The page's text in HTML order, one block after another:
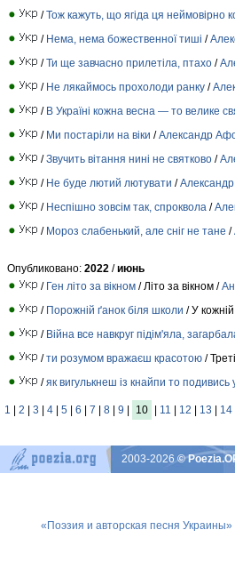
/Тож кажуть, що ягіда ця неймовірно
/ Нема, нема божественної тиші /
/Ти ще завчасно прилетіла, птахо /
/ Не лякаймось прохолоди ранку /
/ В Україні кожна весна — то велике
/ Ми постаріли на віки /Александр
/Звучить вітання нині не святково /
/ Не буде лютий лютувати /
/ Неспішно зовсім так, спроквола /
/ Мороз слабенький, але сніг не тане /
Опубликовано: 2022 /июнь
/ Ген літо за вікном / Літо за вікном /
/ Порожній ґанок біля школи / У
/ Війна все навкруг підім'яла,
/ти розумом вражаєш красотою /
/як вигулькнеш із кнайпи то подивись
1 | 2 | 3 | 4 | 5 | 6 | 7 | 8 | 9 | 10 | 11 | 12 | 13 | 14
2003-2026©
«Поэзия и авторская песня